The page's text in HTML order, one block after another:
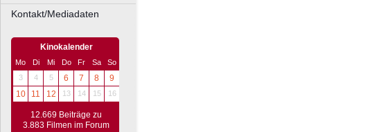
Kontakt/Mediadaten
Kinokalender
Mo Di Mi Do Fr Sa
So
3
4 5 6 7 8
9
10
11 12 13 14 15 16
12.669 Beiträge zu
3.883 Filmen im Forum